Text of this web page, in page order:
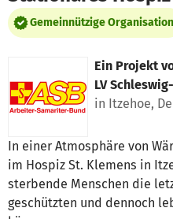
Gemeinnützige Organisation
Ein Projekt
LV
in Itzehoe,
In einer Atmosphäre von
im Hospiz St. Klemens in
sterbende Menschen die
geschützten und dennoch